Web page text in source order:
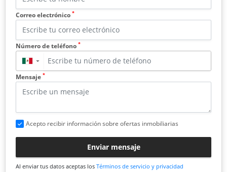
Correo electrónico *
Número de teléfono *
▼
Mensaje *
Acepto recibir información sobre ofertas inmobiliarias
Enviar mensaje
Al enviar tus datos aceptas los Términos de servicio y privacidad